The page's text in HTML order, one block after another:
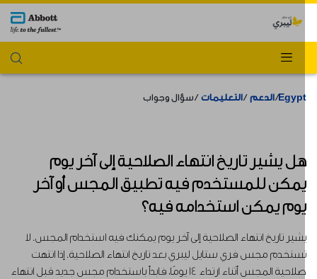
الدعم التعليمات سؤال وجواب
يشير تاريخ انتهاء الصلاحية إلى آخر يوم
للمستخدم فيه تطبيق المجس أو آخر
يمكن استخدامه فيه؟
تاريخ انتهاء الصلاحية إلى آخر يوم يمكنك فيه استخدام المجس. لا
مجس فري ستايل ليبري بعد تاريخ انتهاء الصلاحية. إذا انتهت
صلاحية المجس أثناء ارتداء 14 يومًا، فابدأ باستخدام مجس جديد قبل انتهاء